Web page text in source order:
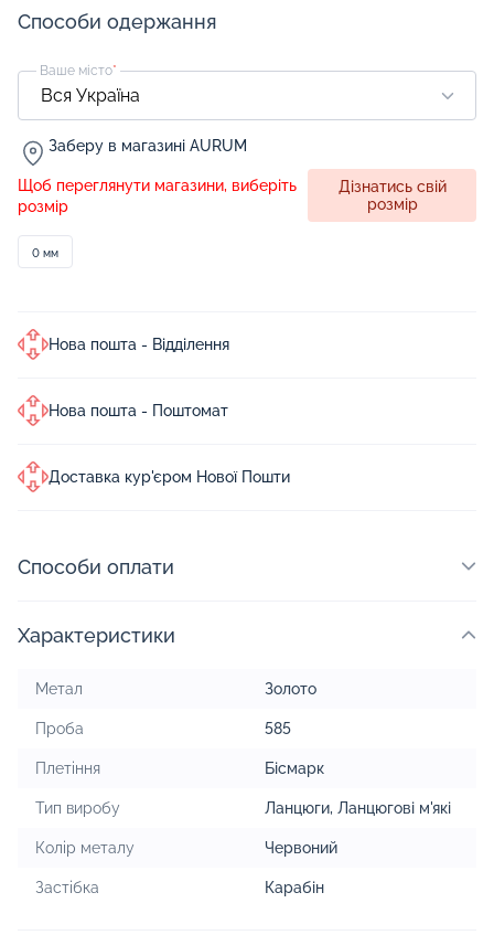
Способи одержання
Ваше місто*
Заберу в магазині AURUM
Щоб переглянути магазини, виберіть
розмір
Дізнатись свій
розмір
0 мм
Нова пошта - Відділення
Нова пошта - Поштомат
Доставка кур'єром Нової Пошти
Способи оплати
Характеристики
Метал Золото
Проба 585
Плетіння Бісмарк
Тип виробу Ланцюги, Ланцюгові м'які
Колір металу Червоний
Застібка Карабін